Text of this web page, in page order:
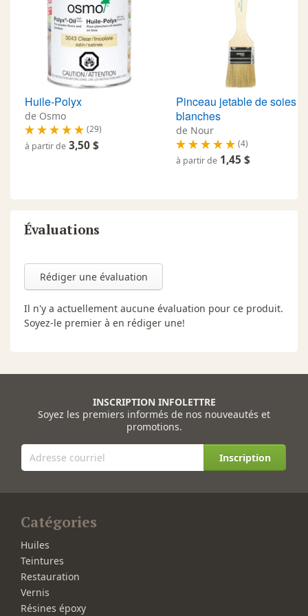
Huile-Polyx
de Osmo
(29)
à partir de 3,50 $
Pinceau jetable de soies
blanches
de Nour
(4)
à partir de 1,45 $
Évaluations
Rédiger une évaluation
Il n'y a actuellement aucune évaluation pour ce produit.
Soyez-le premier à en rédiger une!
INSCRIPTION INFOLETTRE
Soyez les premiers informés de nos nouveautés et
promotions.
Inscription
Catégories
Huiles
Teintures
Restauration
Vernis
Résines époxy